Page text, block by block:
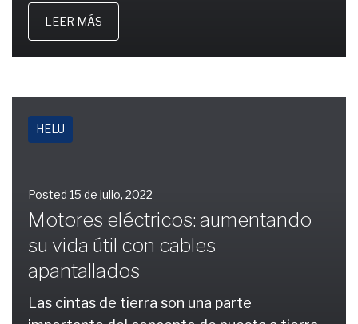
LEER MÁS
HELU
Posted 15 de julio, 2022
Motores eléctricos: aumentando
su vida útil con cables
apantallados
Las cintas de tierra son una parte